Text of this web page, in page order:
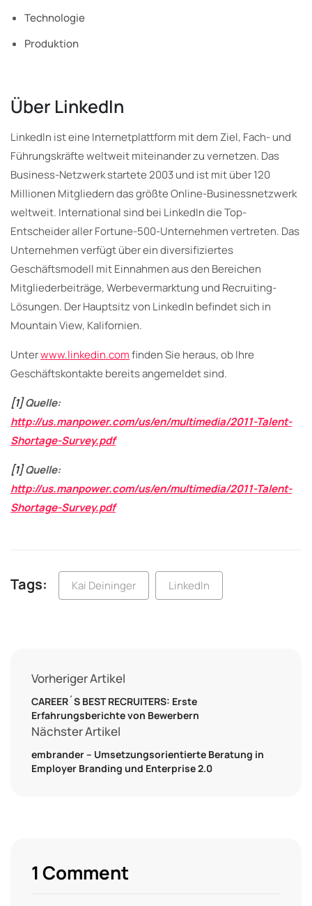
Technologie
Produktion
Über LinkedIn
LinkedIn ist eine Internetplattform mit dem Ziel, Fach- und
Führungskräfte weltweit miteinander zu vernetzen. Das
Business-Netzwerk startete 2003 und ist mit über 120
Millionen Mitgliedern das größte Online-Businessnetzwerk
weltweit. International sind bei LinkedIn die Top-
Entscheider aller Fortune-500-Unternehmen vertreten. Das
Unternehmen verfügt über ein diversifiziertes
Geschäftsmodell mit Einnahmen aus den Bereichen
Mitgliederbeiträge, Werbevermarktung und Recruiting-
Lösungen. Der Hauptsitz von LinkedIn befindet sich in
Mountain View, Kalifornien.
Unterwww.linkedin.comfinden Sie heraus, ob Ihre
Geschäftskontakte bereits angemeldet sind.
[1]Quelle:
http://us.manpower.com/us/en/multimedia/2011-Talent-
Shortage-Survey.pdf
[1]Quelle:
http://us.manpower.com/us/en/multimedia/2011-Talent-
Shortage-Survey.pdf
Tags: Kai Deininger LinkedIn
Vorheriger Artikel
CAREER´S BEST RECRUITERS: Erste
Erfahrungsberichte von Bewerbern
Nächster Artikel
embrander – Umsetzungsorientierte Beratung in
Employer Branding und Enterprise 2.0
1 Comment